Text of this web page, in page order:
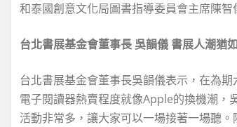
和泰國創意文化局圖書指導委員會主席陳
台北書展基金會董事長 吳韻儀 書展人潮猶
台北書展基金會董事長吳韻儀表示，在為
電子閱讀器熱賣程度就像Apple的換機潮，
活動非常多，讓大家可以一場接著一場聽